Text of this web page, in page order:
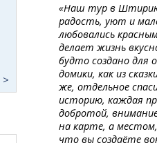
«Наш тур в Штирию
радость, уют и
любовались
делает жизнь
будто создано для
домики, как из
же, отдельное
историю, каждая
добротой,
на карте, а
что вы создаёте